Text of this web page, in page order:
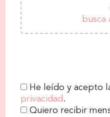
busca
He leído y acepto
privacidad .
Quiero recibir